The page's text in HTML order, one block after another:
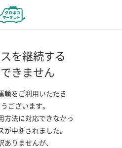
を継続する
きません
輸をご利用いただき
ございます。
方法に対応できなかっ
が中断されました。
ありませんが、